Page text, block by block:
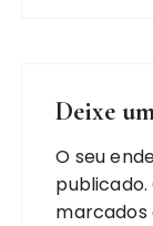
Deixe
O seu
publicado.
marcados